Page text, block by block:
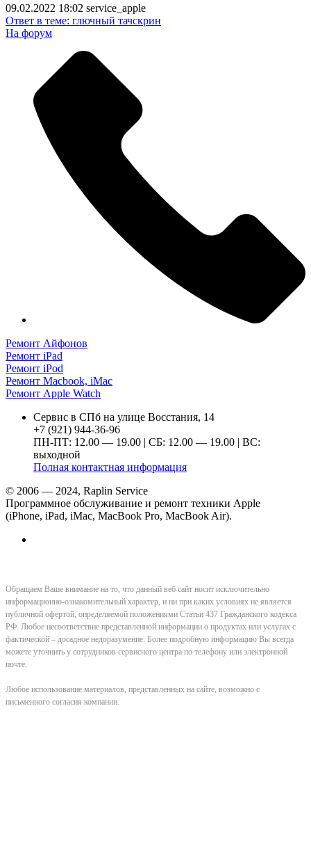
09.02.2022 18:02 service_apple
Ответ в теме: глючный тачскрин
На форум
Ремонт Айфонов
Ремонт iPad
Ремонт iPod
Ремонт Macbook, iMac
Ремонт Apple Watch
Сервис в СПб на улице Восстания, 14
+7 (921) 944-36-96
ПН-ПТ: 12.00 — 19.00 | СБ: 12.00 — 19.00 | ВС:
выходной
Полная контактная информация
© 2006 — 2024, Raplin Service
Программное обслуживание и ремонт техники Apple
(iPhone, iPad, iMac, MacBook Pro, MacBook Air).
Обращаем Ваше внимание на то, что данный веб сайт носит исключительно
информационно-ознакомительный характер, и ни при каких условиях не является
публичной офертой, определяемой положениями Статьи 437 Гражданского кодекса
РФ. Любое несоответствие представленной информации о продуктах или услугах с
фактической – досадное недоразумение. Более подробную информацию Вы всегда
можете уточнить у сотрудников сервисного центра по телефону или электронной
почте.
Любое использование материалов, представленных на сайте, возможно с
письменного согласия компании.